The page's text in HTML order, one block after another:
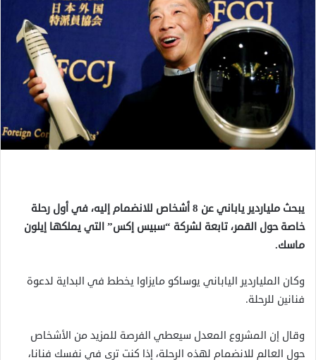
يبحث ملياردير ياباني عن 8 أشخاص للانضمام إليه، في أول رحلة
خاصة حول القمر، تابعة لشركة “سبيس إكس” التي يملكها إيلون
ماسك.
وكان الملياردير الياباني يوساكو مايزاوا يخطط في البداية لدعوة
فنانين للرحلة.
وقال إن المشروع المعدل سيعطي الفرصة للمزيد من الأشخاص
حول العالم للانضمام لهذه الرحلة، إذا كنت ترى في نفسك فنانا،